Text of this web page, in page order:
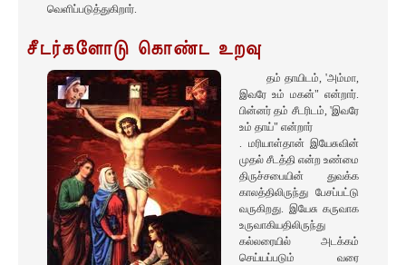
வெளிப்படுத்துகிறார்.
சீடர்களோடு கொண்ட உறவு
தம் தாயிடம், 'அம்மா,
இவரே உம் மகன்" என்றார்.
பின்னர் தம் சீடரிடம், 'இவரே
உம் தாய்" என்றார்
. மரியாள்தான் இயேசுவின்
முதல் சீடத்தி என்ற உண்மை
திருச்சபையின் துவக்க
காலத்திலிருந்து பேசப்பட்டு
வருகிறது. இயேசு கருவாக
உருவாகியதிலிருந்து
கல்லரையில் அடக்கம்
செய்யப்படும் வரை